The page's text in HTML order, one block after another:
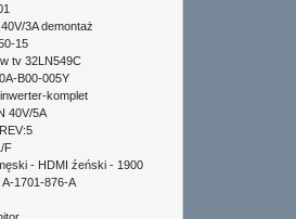
3A demontaż
15
tv 32LN549C
B00-005Y
komplet
40V/5A
F
- HDMI źeński - 1900
1701-876-A